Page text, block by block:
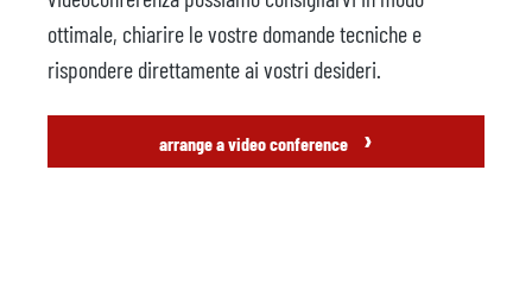
ottimale, chiarire le vostre domande tecniche e
rispondere direttamente ai vostri desideri.
arrange a video conference ›